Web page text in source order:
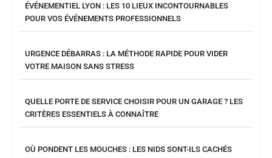
ÉVÉNEMENTIEL LYON : LES 10 LIEUX INCONTOURNABLES
POUR VOS ÉVÉNEMENTS PROFESSIONNELS
URGENCE DÉBARRAS : LA MÉTHODE RAPIDE POUR VIDER
VOTRE MAISON SANS STRESS
QUELLE PORTE DE SERVICE CHOISIR POUR UN GARAGE ? LES
CRITÈRES ESSENTIELS À CONNAÎTRE
OÙ PONDENT LES MOUCHES : LES NIDS SONT-ILS CACHÉS